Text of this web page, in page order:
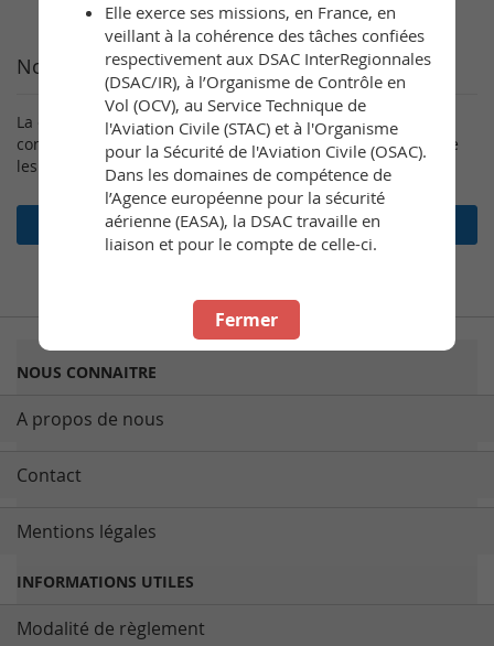
Nouveaux clients
La création d’un compte a de nombreux avantages :
consultation rapide, sauvegarder plusieurs adresses, suivre
les commandes, et bien plus encore.
Créer un compte
NOUS CONNAITRE
A propos de nous
Contact
Mentions légales
INFORMATIONS UTILES
Modalité de règlement
Elle exerce ses missions, en France, en
veillant à la cohérence des tâches confiées
respectivement aux DSAC InterRegionnales
(DSAC/IR), à l’Organisme de Contrôle en
Vol (OCV), au Service Technique de
l'Aviation Civile (STAC) et à l'Organisme
pour la Sécurité de l'Aviation Civile (OSAC).
Dans les domaines de compétence de
l’Agence européenne pour la sécurité
aérienne (EASA), la DSAC travaille en
liaison et pour le compte de celle-ci.
Fermer